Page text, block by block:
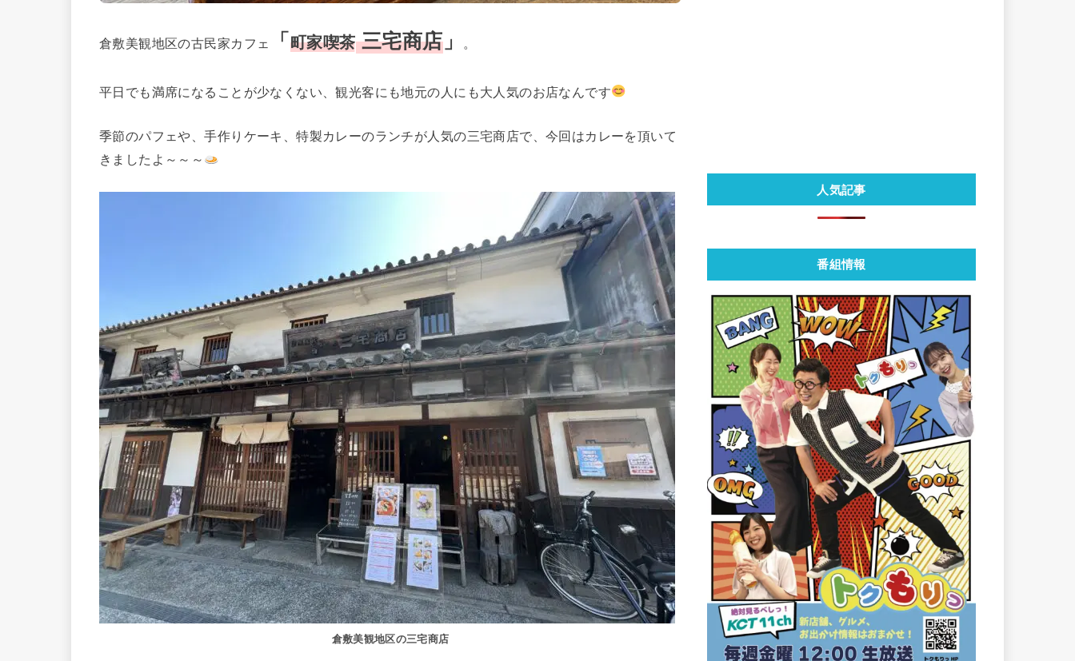
倉敷美観地区の古民家カフェ 「 町家喫茶三宅商店」 。
平日でも満席になることが少なくない、観光客にも地元の人にも大人気のお店なんです
季節のパフェや、手作りケーキ、特製カレーのランチが人気の三宅商店で、今回はカレーを頂いて
きましたよ～～～
倉敷美観地区の三宅商店
人気記事
番組情報